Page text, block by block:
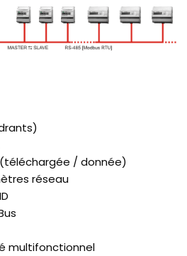
/ donnée)
réseau
multifonctionnel